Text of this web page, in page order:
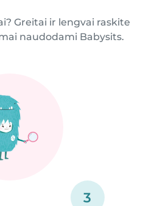
Greitai ir lengvai raskite
naudodami Babysits.
3